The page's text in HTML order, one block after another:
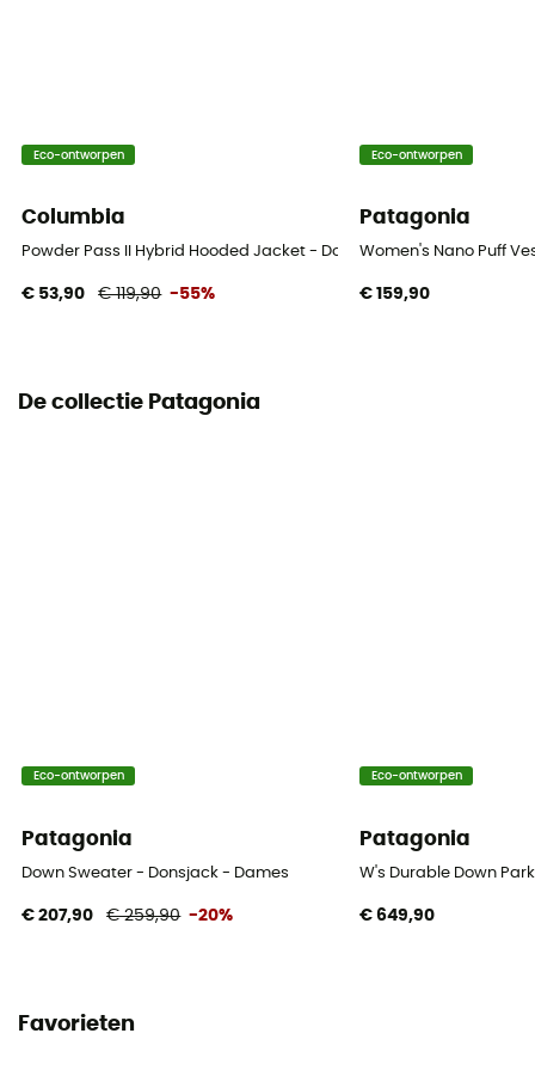
Synthetische isolatie
Materiaal
[main] 100 % recycled polyester
Eco-ontworpen
Columbia
Powder Pass II Hybrid Hooded Jacket - Donsjack - Dames
€ 53,90 € 119,90 -55%
Eco-ontworpen
Patagonia
Women's Nano Puff
€ 159,90
De collectie Patagonia
Eco-ontworpen
Patagonia
Down Sweater - Donsjack - Dames
€ 207,90 € 259,90 -20%
Eco-ontworpen
Patagonia
W's Durable Down
€ 649,90
Favorieten